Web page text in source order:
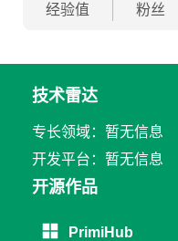
经验值 粉丝
技术雷达
专长领域：暂无信息
开发平台：暂无信息
开源作品
PrimiHub